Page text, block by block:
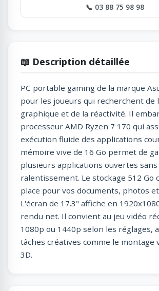
📞 03 88 75 98 98
📖 Description détaillée
PC portable gaming de la marque
pour les joueurs qui recherchent de
graphique et de la réactivité. Il
processeur AMD Ryzen 7 170 qui
exécution fluide des applications
mémoire vive de 16 Go permet de
plusieurs applications ouvertes sans
ralentissement. Le stockage 512 Go
place pour vos documents, photos
L'écran de 17.3" affiche en
rendu net. Il convient au jeu vidéo
1080p ou 1440p selon les réglages,
tâches créatives comme le montage
3D.